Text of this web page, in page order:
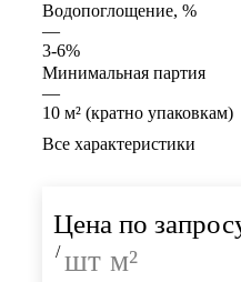
Водопоглощение, %
—
3-6%
Минимальная партия
—
10 м² (кратно упаковкам)
Все характеристики
Цена по
/ шт м²